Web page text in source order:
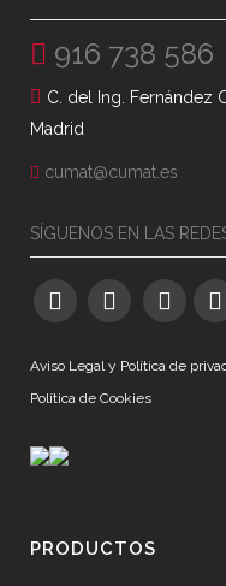
916 738 586
C. del Ing. Fernández
Madrid
cumat@cumat.es
SÍGUENOS EN LAS
Aviso Legal y Política de
Política de Cookies
PRODUCTOS